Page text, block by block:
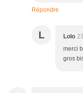
Répondre
L Lolo
merci
gros